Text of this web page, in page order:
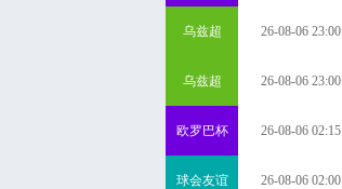
乌兹超 26-08-06 23:00
乌兹超 26-08-06 23:00
欧罗巴杯 26-08-06 02:15
球会友谊 26-08-06 02:00